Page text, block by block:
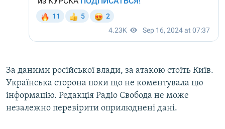
За даними російської влади, за атакою стоїть Київ.
Українська сторона поки що не коментувала цю
інформацію. Редакція Радіо Свобода не може
незалежно перевірити оприлюднені дані.